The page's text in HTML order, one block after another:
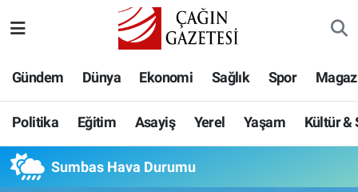
Gündem Dünya Ekonomi Sağlık Spor
Politika Eğitim Asayiş Yerel Yaşam Kültür &
Sumbas Hava Durumu
Eğitim
Asayiş
Yerel
Hava Durumu
Namaz Vakitleri
Trafik Durumu